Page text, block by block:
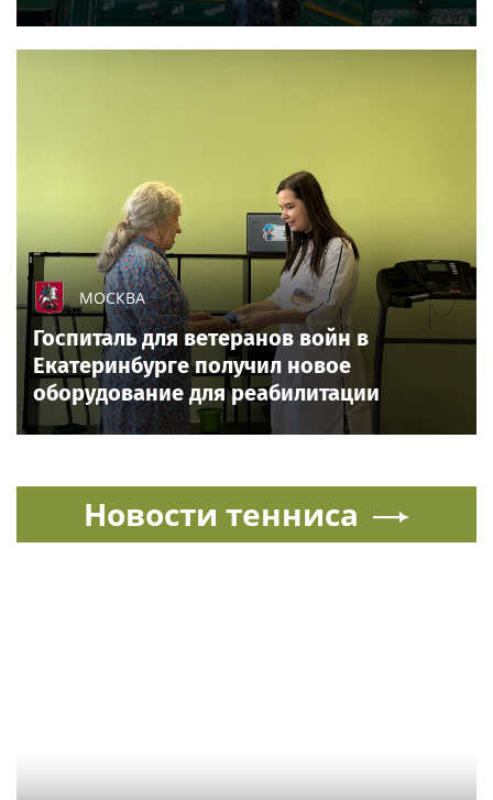
МОСКВА
Госпиталь для ветеранов войн в
Екатеринбурге получил новое
оборудование для реабилитации
Новости тенниса